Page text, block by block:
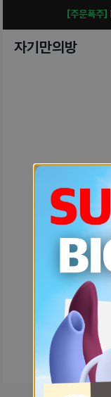
[주문폭주]
자기만의방